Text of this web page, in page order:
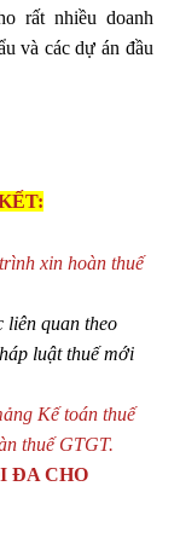
rất nhiều doanh
và các dự án đầu
xin hoàn thuế
liên quan theo
luật thuế mới
Kế toán thuế
thuế GTGT.
ĐA CHO